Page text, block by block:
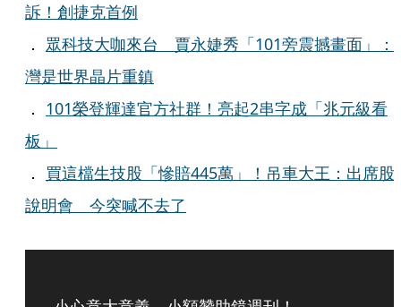
訴！創捷克首例
． 眾科技大咖來台 賈永婕秀「101旁震撼畫面」：
灣是世界晶片重鎮
． 101榮登輝達官方社群！亮起2串字成「兆元級看
板」
． 買這檔生技股「慘賠445萬」！吊車大王：出席股
說明會 今突喊不去了